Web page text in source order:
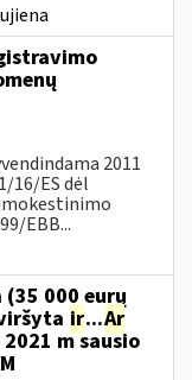
2011
16/ES dėl
EBB...
000 eurų
ir...Ar
m sausio